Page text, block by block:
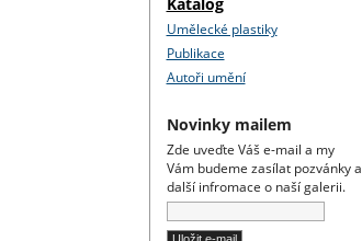
Umělecké plastiky
Publikace
Autoři umění
Novinky mailem
Zde uveďte Váš e-mail a my
Vám budeme zasílat pozvánky a
další infromace o naší galerii.